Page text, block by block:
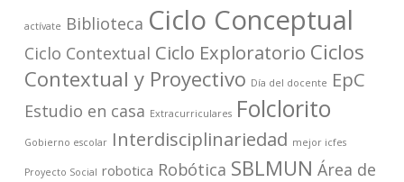
actívate Biblioteca Ciclo Conceptual
Ciclo Contextual Ciclo Exploratorio Ciclos
Contextual y Proyectivo Día del docente EpC
Estudio en casa Extracurriculares Folclorito
Gobierno escolar Interdisciplinariedad mejor icfes
Proyecto Social robotica Robótica SBLMUN Área de